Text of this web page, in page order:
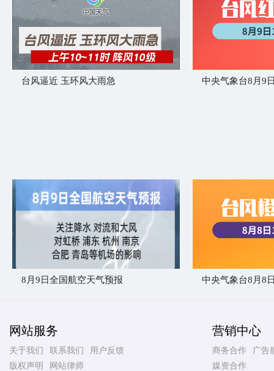
台风逼近 玉环风大雨急
8月9日全国航空天气预报
网站服务
关于我们 联系我们
用户反馈
版权声明
网站律师
营销中心
商务合作
广告
媒资合作